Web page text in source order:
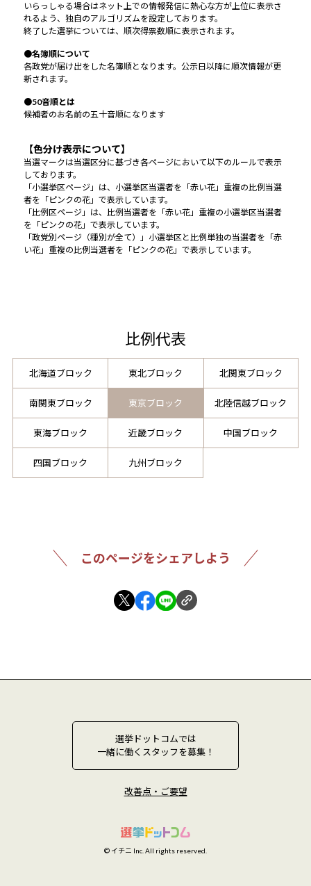
いらっしゃる場合はネット上での情報発信に熱心な方が上位に表示さ
れるよう、独自のアルゴリズムを設定しております。
終了した選挙については、順次得票数順に表示されます。
●名簿順について
各政党が届け出をした名簿順となります。公示日以降に順次情報が更
新されます。
●50音順とは
候補者のお名前の五十音順になります
【色分け表示について】
当選マークは当選区分に基づき各ページにおいて以下のルールで表示
しております。
「小選挙区ページ」は、小選挙区当選者を「赤い花」重複の比例当選
者を「ピンクの花」で表示しています。
「比例区ページ」は、比例当選者を「赤い花」重複の小選挙区当選者
を「ピンクの花」で表示しています。
「政党別ページ（種別が全て）」小選挙区と比例単独の当選者を「赤
い花」重複の比例当選者を「ピンクの花」で表示しています。
比例代表
北海道ブロック 東北ブロック 北関東ブロック
南関東ブロック 東京ブロック 北陸信越ブロック
東海ブロック 近畿ブロック 中国ブロック
四国ブロック 九州ブロック
このページをシェアしよう
選挙ドットコムでは
一緒に働くスタッフを募集！
改善点・ご要望
© イチニ Inc. All rights reserved.